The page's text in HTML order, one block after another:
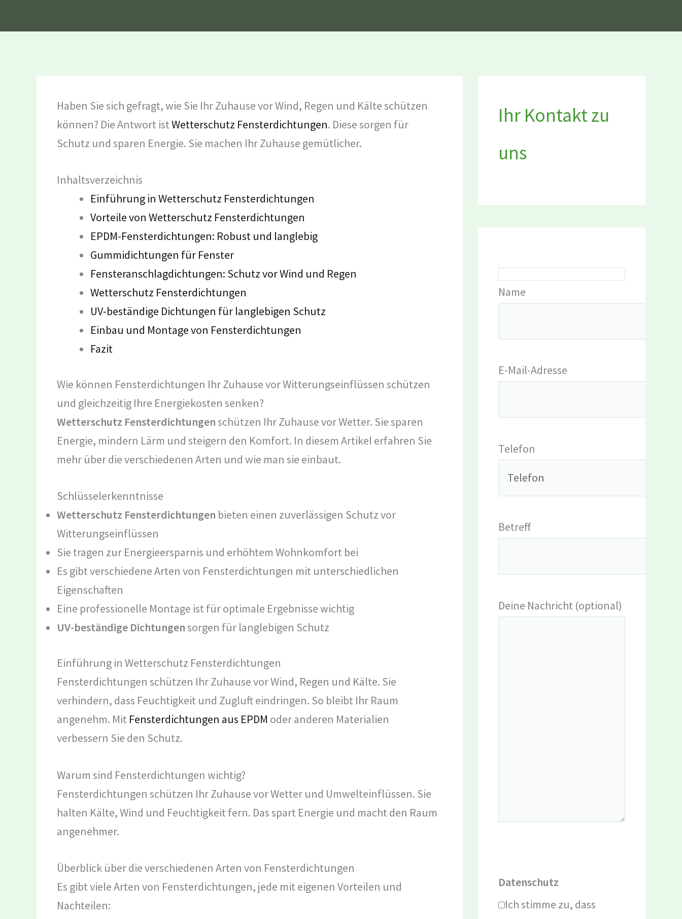
Haben Sie sich gefragt, wie Sie Ihr Zuhause vor Wind, Regen und Kälte schützen
können? Die Antwort istWetterschutz Fensterdichtungen. Diese sorgen für
Schutz und sparen Energie. Sie machen Ihr Zuhause gemütlicher.
Inhaltsverzeichnis
Einführung in Wetterschutz Fensterdichtungen
Vorteile von Wetterschutz Fensterdichtungen
EPDM-Fensterdichtungen: Robust und langlebig
Gummidichtungen für Fenster
Fensteranschlagdichtungen: Schutz vor Wind und Regen
Wetterschutz Fensterdichtungen
UV-beständige Dichtungen für langlebigen Schutz
Einbau und Montage von Fensterdichtungen
Fazit
Wie können Fensterdichtungen Ihr Zuhause vor Witterungseinflüssen schützen
und gleichzeitig Ihre Energiekosten senken?
Wetterschutz Fensterdichtungenschützen Ihr Zuhause vor Wetter. Sie sparen
Energie, mindern Lärm und steigern den Komfort. In diesem Artikel erfahren Sie
mehr über die verschiedenen Arten und wie man sie einbaut.
Schlüsselerkenntnisse
Wetterschutz Fensterdichtungen bieten einen zuverlässigen Schutz vor
Witterungseinflüssen
Sie tragen zur Energieersparnis und erhöhtem Wohnkomfort bei
Es gibt verschiedene Arten von Fensterdichtungen mit unterschiedlichen
Eigenschaften
Eine professionelle Montage ist für optimale Ergebnisse wichtig
UV-beständige Dichtungensorgen für langlebigen Schutz
Einführung in Wetterschutz Fensterdichtungen
Fensterdichtungen schützen Ihr Zuhause vor Wind, Regen und Kälte. Sie
verhindern, dass Feuchtigkeit und Zugluft eindringen. So bleibt Ihr Raum
angenehm. Mit Fensterdichtungen aus EPDM oder anderen Materialien
verbessern Sie den Schutz.
Warum sind Fensterdichtungen wichtig?
Fensterdichtungen schützen Ihr Zuhause vor Wetter und Umwelteinflüssen. Sie
halten Kälte, Wind und Feuchtigkeit fern. Das spart Energie und macht den Raum
angenehmer.
Überblick über die verschiedenen Arten von Fensterdichtungen
Es gibt viele Arten von Fensterdichtungen, jede mit eigenen Vorteilen und
Nachteilen:
Ihr Kontakt zu
uns
Name
E-Mail-Adresse
Telefon
Betreff
Deine Nachricht (optional)
Datenschutz
Ich stimme zu, dass